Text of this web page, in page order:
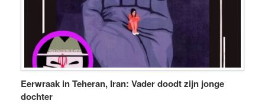
Eerwraak in Teheran, Iran: Vader doodt zijn jonge
dochter